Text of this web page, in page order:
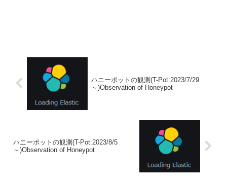
ハニーポットの観測(T-Pot:2023/7/29
～)Observation of Honeypot
ハニーポットの観測(T-Pot:2023/8/5
～)Observation of Honeypot